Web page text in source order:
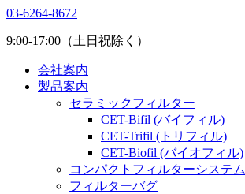
03-6264-8672
9:00-17:00（土日祝除く）
会社案内
製品案内
セラミックフィルター
CET-Bifil (バイフィル)
CET-Trifil (トリフィル)
CET-Biofil (バイオフィル)
コンパクトフィルターシステム
フィルターバグ